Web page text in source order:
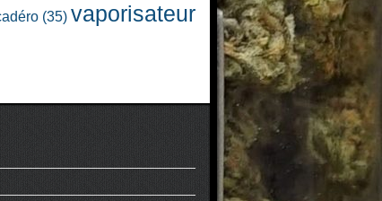
(35) vaporisateur